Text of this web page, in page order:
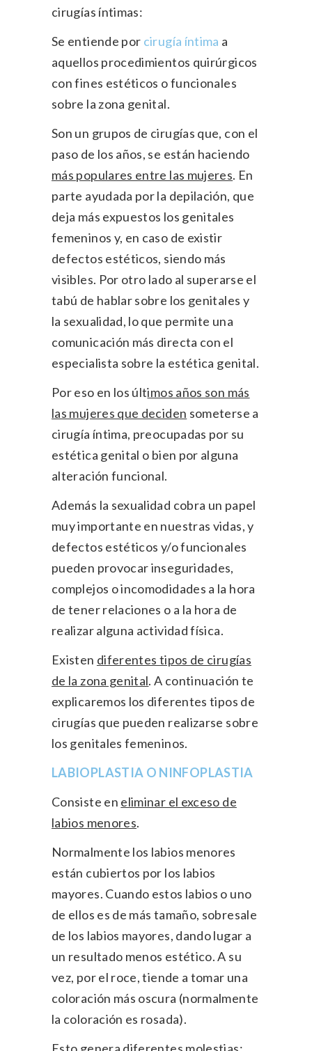
cirugías íntimas:
Se entiende por cirugía íntima a
aquellos procedimientos quirúrgicos
con fines estéticos o funcionales
sobre la zona genital.
Son un grupos de cirugías que, con el
paso de los años, se están haciendo
más populares entre las mujeres. En
parte ayudada por la depilación, que
deja más expuestos los genitales
femeninos y, en caso de existir
defectos estéticos, siendo más
visibles. Por otro lado al superarse el
tabú de hablar sobre los genitales y
la sexualidad, lo que permite una
comunicación más directa con el
especialista sobre la estética genital.
Por eso en los últimos años son más
las mujeres que deciden someterse a
cirugía íntima, preocupadas por su
estética genital o bien por alguna
alteración funcional.
Además la sexualidad cobra un papel
muy importante en nuestras vidas, y
defectos estéticos y/o funcionales
pueden provocar inseguridades,
complejos o incomodidades a la hora
de tener relaciones o a la hora de
realizar alguna actividad física.
Existen diferentes tipos de cirugías
de la zona genital. A continuación te
explicaremos los diferentes tipos de
cirugías que pueden realizarse sobre
los genitales femeninos.
LABIOPLASTIA O NINFOPLASTIA
Consiste en eliminar el exceso de
labios menores.
Normalmente los labios menores
están cubiertos por los labios
mayores. Cuando estos labios o uno
de ellos es de más tamaño, sobresale
de los labios mayores, dando lugar a
un resultado menos estético. A su
vez, por el roce, tiende a tomar una
coloración más oscura (normalmente
la coloración es rosada).